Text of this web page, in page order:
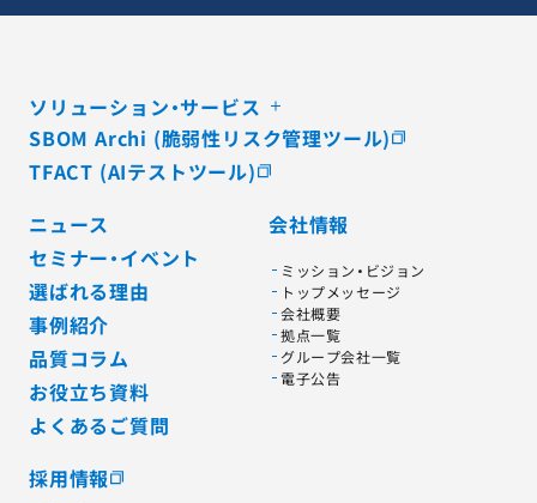
ソリューション・サービス
SBOM Archi (脆弱性リスク管理ツール)
TFACT (AIテストツール)
ニュース
セミナー・イベント
選ばれる理由
事例紹介
品質コラム
お役立ち資料
よくあるご質問
会社情報
ミッション・ビジョン
トップメッセージ
会社概要
拠点一覧
グループ会社一覧
電子公告
採用情報